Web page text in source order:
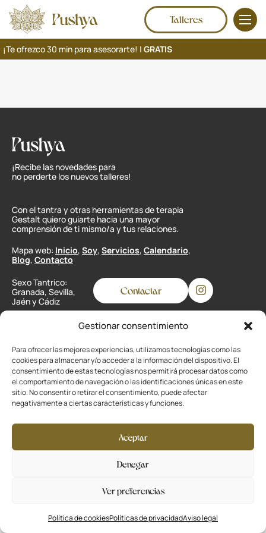
Gestionar consentimiento
Para ofrecer las mejores experiencias, utilizamos tecnologías como las
cookies para almacenar y/o acceder a la información del dispositivo. El
consentimiento de estas tecnologías nos permitirá procesar datos como
el comportamiento de navegación o las identificaciones únicas en este
sitio. No consentir o retirar el consentimiento, puede afectar
negativamente a ciertas características y funciones.
Aceptar
Denegar
Ver preferencias
Política de cookiesPolíticas de privacidadAviso legal
Talleres
¡Te ofrezco 30 min para asesorarte! | GRATIS
¡Recibe las novedades para
no perderte los nuevos talleres!
Con el tantra y otras herramientas de terapia
Gestalt quiero guiarte hacia una mayor
comprensión de ti mismo/a y tus relaciones.
Mapa web: Inicio, Soy, Servicios, Calendario,
Blog, Contacto
Sexo Tantrico:
Granada, Sevilla,
Jaén y Cádiz
Contactar
Privacidad
Cookies
Aviso legal
Desarrollado porLa Ola Buena